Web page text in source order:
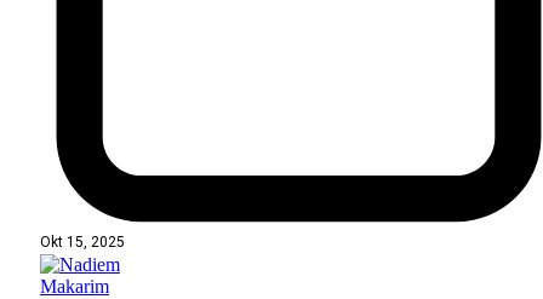
Okt 15, 2025